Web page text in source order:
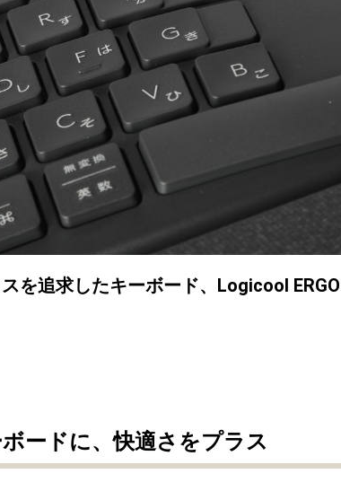
を追求したキーボード、Logicool
ードに、快適さをプラス